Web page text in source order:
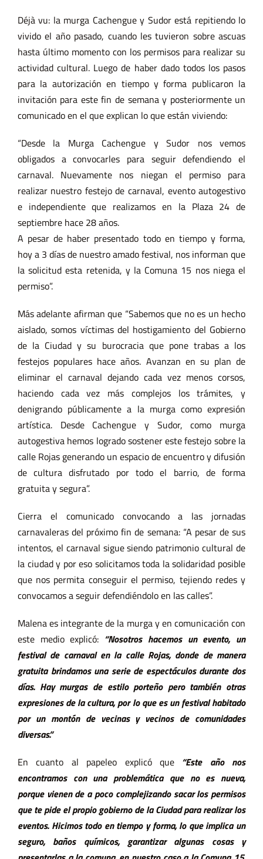
Déjà vu: la murga Cachengue y Sudor está repitiendo lo
vivido el año pasado, cuando les tuvieron sobre ascuas
hasta último momento con los permisos para realizar su
actividad cultural. Luego de haber dado todos los pasos
para la autorización en tiempo y forma publicaron la
invitación para este fin de semana y posteriormente un
comunicado en el que explican lo que están viviendo:
“Desde la Murga Cachengue y Sudor nos vemos
obligados a convocarles para seguir defendiendo el
carnaval. Nuevamente nos niegan el permiso para
realizar nuestro festejo de carnaval, evento autogestivo
e independiente que realizamos en la Plaza 24 de
septiembre hace 28 años.
A pesar de haber presentado todo en tiempo y forma,
hoy a 3 días de nuestro amado festival, nos informan que
la solicitud esta retenida, y la Comuna 15 nos niega el
permiso”.
Más adelante afirman que “Sabemos que no es un hecho
aislado, somos víctimas del hostigamiento del Gobierno
de la Ciudad y su burocracia que pone trabas a los
festejos populares hace años. Avanzan en su plan de
eliminar el carnaval dejando cada vez menos corsos,
haciendo cada vez más complejos los trámites, y
denigrando públicamente a la murga como expresión
artística. Desde Cachengue y Sudor, como murga
autogestiva hemos logrado sostener este festejo sobre la
calle Rojas generando un espacio de encuentro y difusión
de cultura disfrutado por todo el barrio, de forma
gratuita y segura”.
Cierra el comunicado convocando a las jornadas
carnavaleras del próximo fin de semana: “A pesar de sus
intentos, el carnaval sigue siendo patrimonio cultural de
la ciudad y por eso solicitamos toda la solidaridad posible
que nos permita conseguir el permiso, tejiendo redes y
convocamos a seguir defendiéndolo en las calles”.
Malena es integrante de la murga y en comunicación con
este medio explicó: “Nosotros hacemos un evento, un
festival de carnaval en la calle Rojas, donde de manera
gratuita brindamos una serie de espectáculos durante dos
días. Hay murgas de estilo porteño pero también otras
expresiones de la cultura, por lo que es un festival habitado
por un montón de vecinas y vecinos de comunidades
diversas.”
En cuanto al papeleo explicó que“Este año nos
encontramos con una problemática que no es nueva,
porque vienen de a poco complejizando sacar los permisos
que te pide el propio gobierno de la Ciudad para realizar los
eventos. Hicimos todo en tiempo y forma, lo que implica un
seguro, baños químicos, garantizar algunas cosas y